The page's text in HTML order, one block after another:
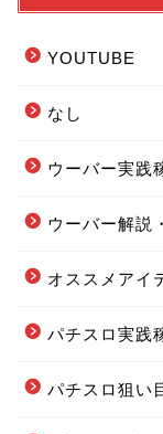
YOUTUBE
なし
ウーバー実践
ウーバー解説
オススメアイ
パチスロ実践
パチスロ狙い